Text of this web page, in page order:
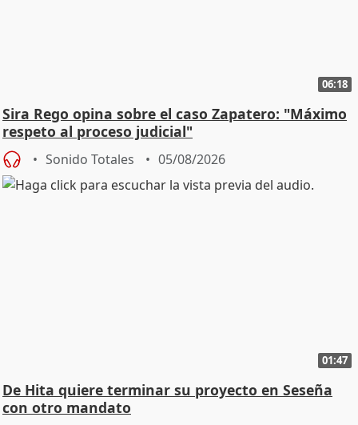
06:18
Sira Rego opina sobre el caso Zapatero: "Máximo
respeto al proceso judicial"
Sonido Totales 05/08/2026
01:47
De Hita quiere terminar su proyecto en Seseña
con otro mandato